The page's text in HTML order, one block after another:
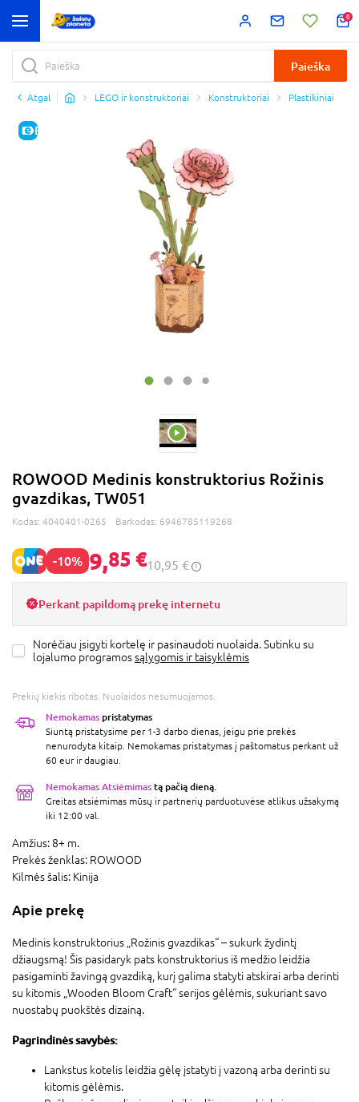
0
Paieška
Atgal LEGO ir konstruktoriai Konstruktoriai Plastikiniai
E-KAINA
ROWOOD Medinis konstruktorius Rožinis
gvazdikas, TW051
Kodas: 4040401-0265 Barkodas: 6946785119268
-10% 9,85 €10,95 €
Perkant papildomą prekę internetu
Norėčiau įsigyti kortelę ir pasinaudoti nuolaida. Sutinku su
lojalumo programossąlygomis ir taisyklėmis
Prekių kiekis ribotas. Nuolaidos nesumuojamos.
Nemokamas pristatymas
Siuntą pristatysime per 1-3 darbo dienas, jeigu prie prekės
nenurodyta kitaip. Nemokamas pristatymas į paštomatus perkant už
60 eur ir daugiau.
Nemokamas Atsiėmimas tą pačią dieną.
Greitas atsiėmimas mūsų ir partnerių parduotuvėse atlikus užsakymą
iki 12:00 val.
Amžius: 8+ m.
Prekės ženklas: ROWOOD
Kilmės šalis: Kinija
Apie prekę
Medinis konstruktorius „Rožinis gvazdikas“ – sukurk žydintį
džiaugsmą! Šis pasidaryk pats konstruktorius iš medžio leidžia
pasigaminti žavingą gvazdiką, kurį galima statyti atskirai arba derinti
su kitomis „Wooden Bloom Craft“ serijos gėlėmis, sukuriant savo
nuostabų puokštės dizainą.
Pagrindinės savybės:
Lankstus kotelis leidžia gėlę įstatyti į vazoną arba derinti su
kitomis gėlėmis.